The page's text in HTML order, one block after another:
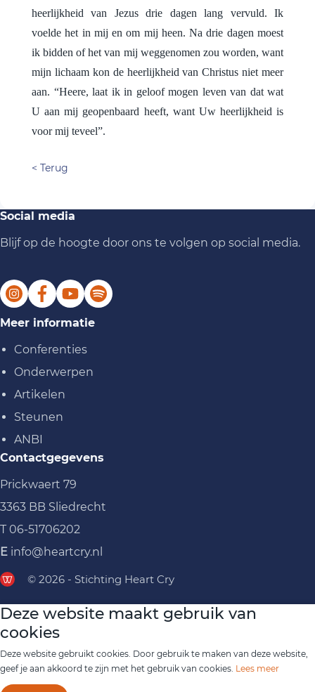
heerlijkheid van Jezus drie dagen lang vervuld. Ik
voelde het in mij en om mij heen. Na drie dagen moest
ik bidden of het van mij weggenomen zou worden, want
mijn lichaam kon de heerlijkheid van Christus niet meer
aan. “Heere, laat ik in geloof mogen leven van dat wat
U aan mij geopenbaard heeft, want Uw heerlijkheid is
voor mij teveel”.
< Terug
Social media
Blijf op de hoogte door ons te volgen op social media.
Meer informatie
Conferenties
Onderwerpen
Artikelen
Steunen
ANBI
Contactgegevens
Prickwaert 79
3363 BB Sliedrecht
T 06-51706202
E info@heartcry.nl
© 2026 - Stichting Heart Cry
Deze website maakt gebruik van
cookies
Deze website gebruikt cookies. Door gebruik te maken van deze website,
geef je aan akkoord te zijn met het gebruik van cookies. Lees meer